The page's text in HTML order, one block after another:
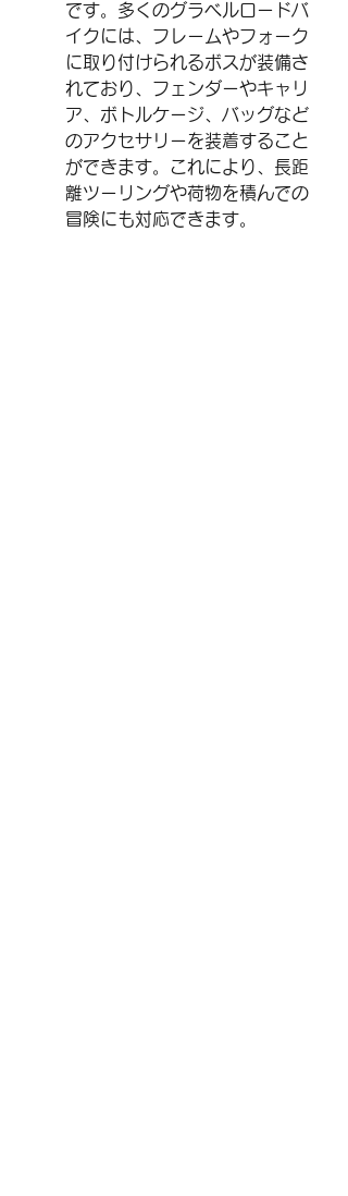
です。多くのグラベルロードバ
イクには、フレームやフォーク
に取り付けられるボスが装備さ
れており、フェンダーやキャリ
ア、ボトルケージ、バッグなど
のアクセサリーを装着すること
ができます。これにより、長距
離ツーリングや荷物を積んでの
冒険にも対応できます。